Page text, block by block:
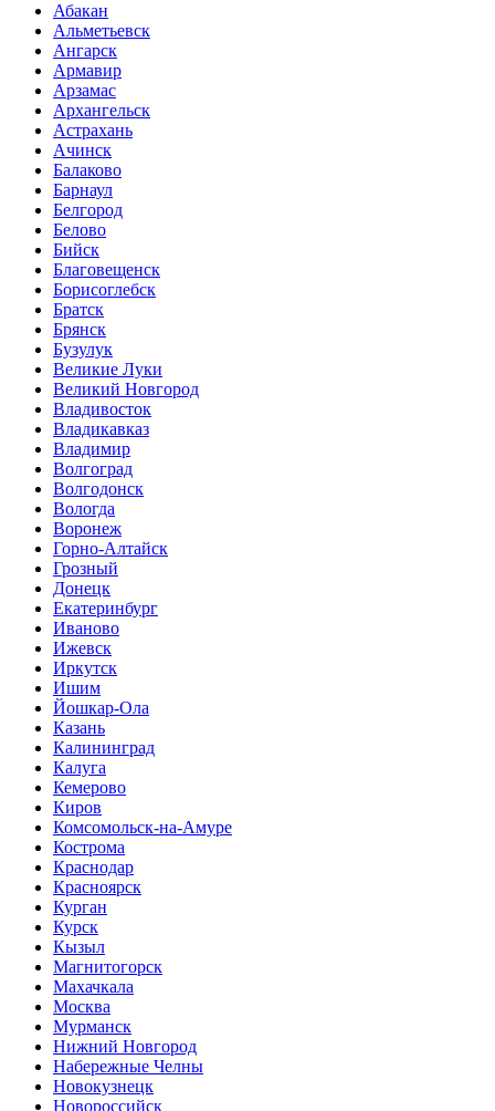
Абакан
Альметьевск
Ангарск
Армавир
Арзамас
Архангельск
Астрахань
Ачинск
Балаково
Барнаул
Белгород
Белово
Бийск
Благовещенск
Борисоглебск
Братск
Брянск
Бузулук
Великие Луки
Великий Новгород
Владивосток
Владикавказ
Владимир
Волгоград
Волгодонск
Вологда
Воронеж
Горно-Алтайск
Грозный
Донецк
Екатеринбург
Иваново
Ижевск
Иркутск
Ишим
Йошкар-Ола
Казань
Калининград
Калуга
Кемерово
Киров
Комсомольск-на-Амуре
Кострома
Краснодар
Красноярск
Курган
Курск
Кызыл
Магнитогорск
Махачкала
Москва
Мурманск
Нижний Новгород
Набережные Челны
Новокузнецк
Новороссийск